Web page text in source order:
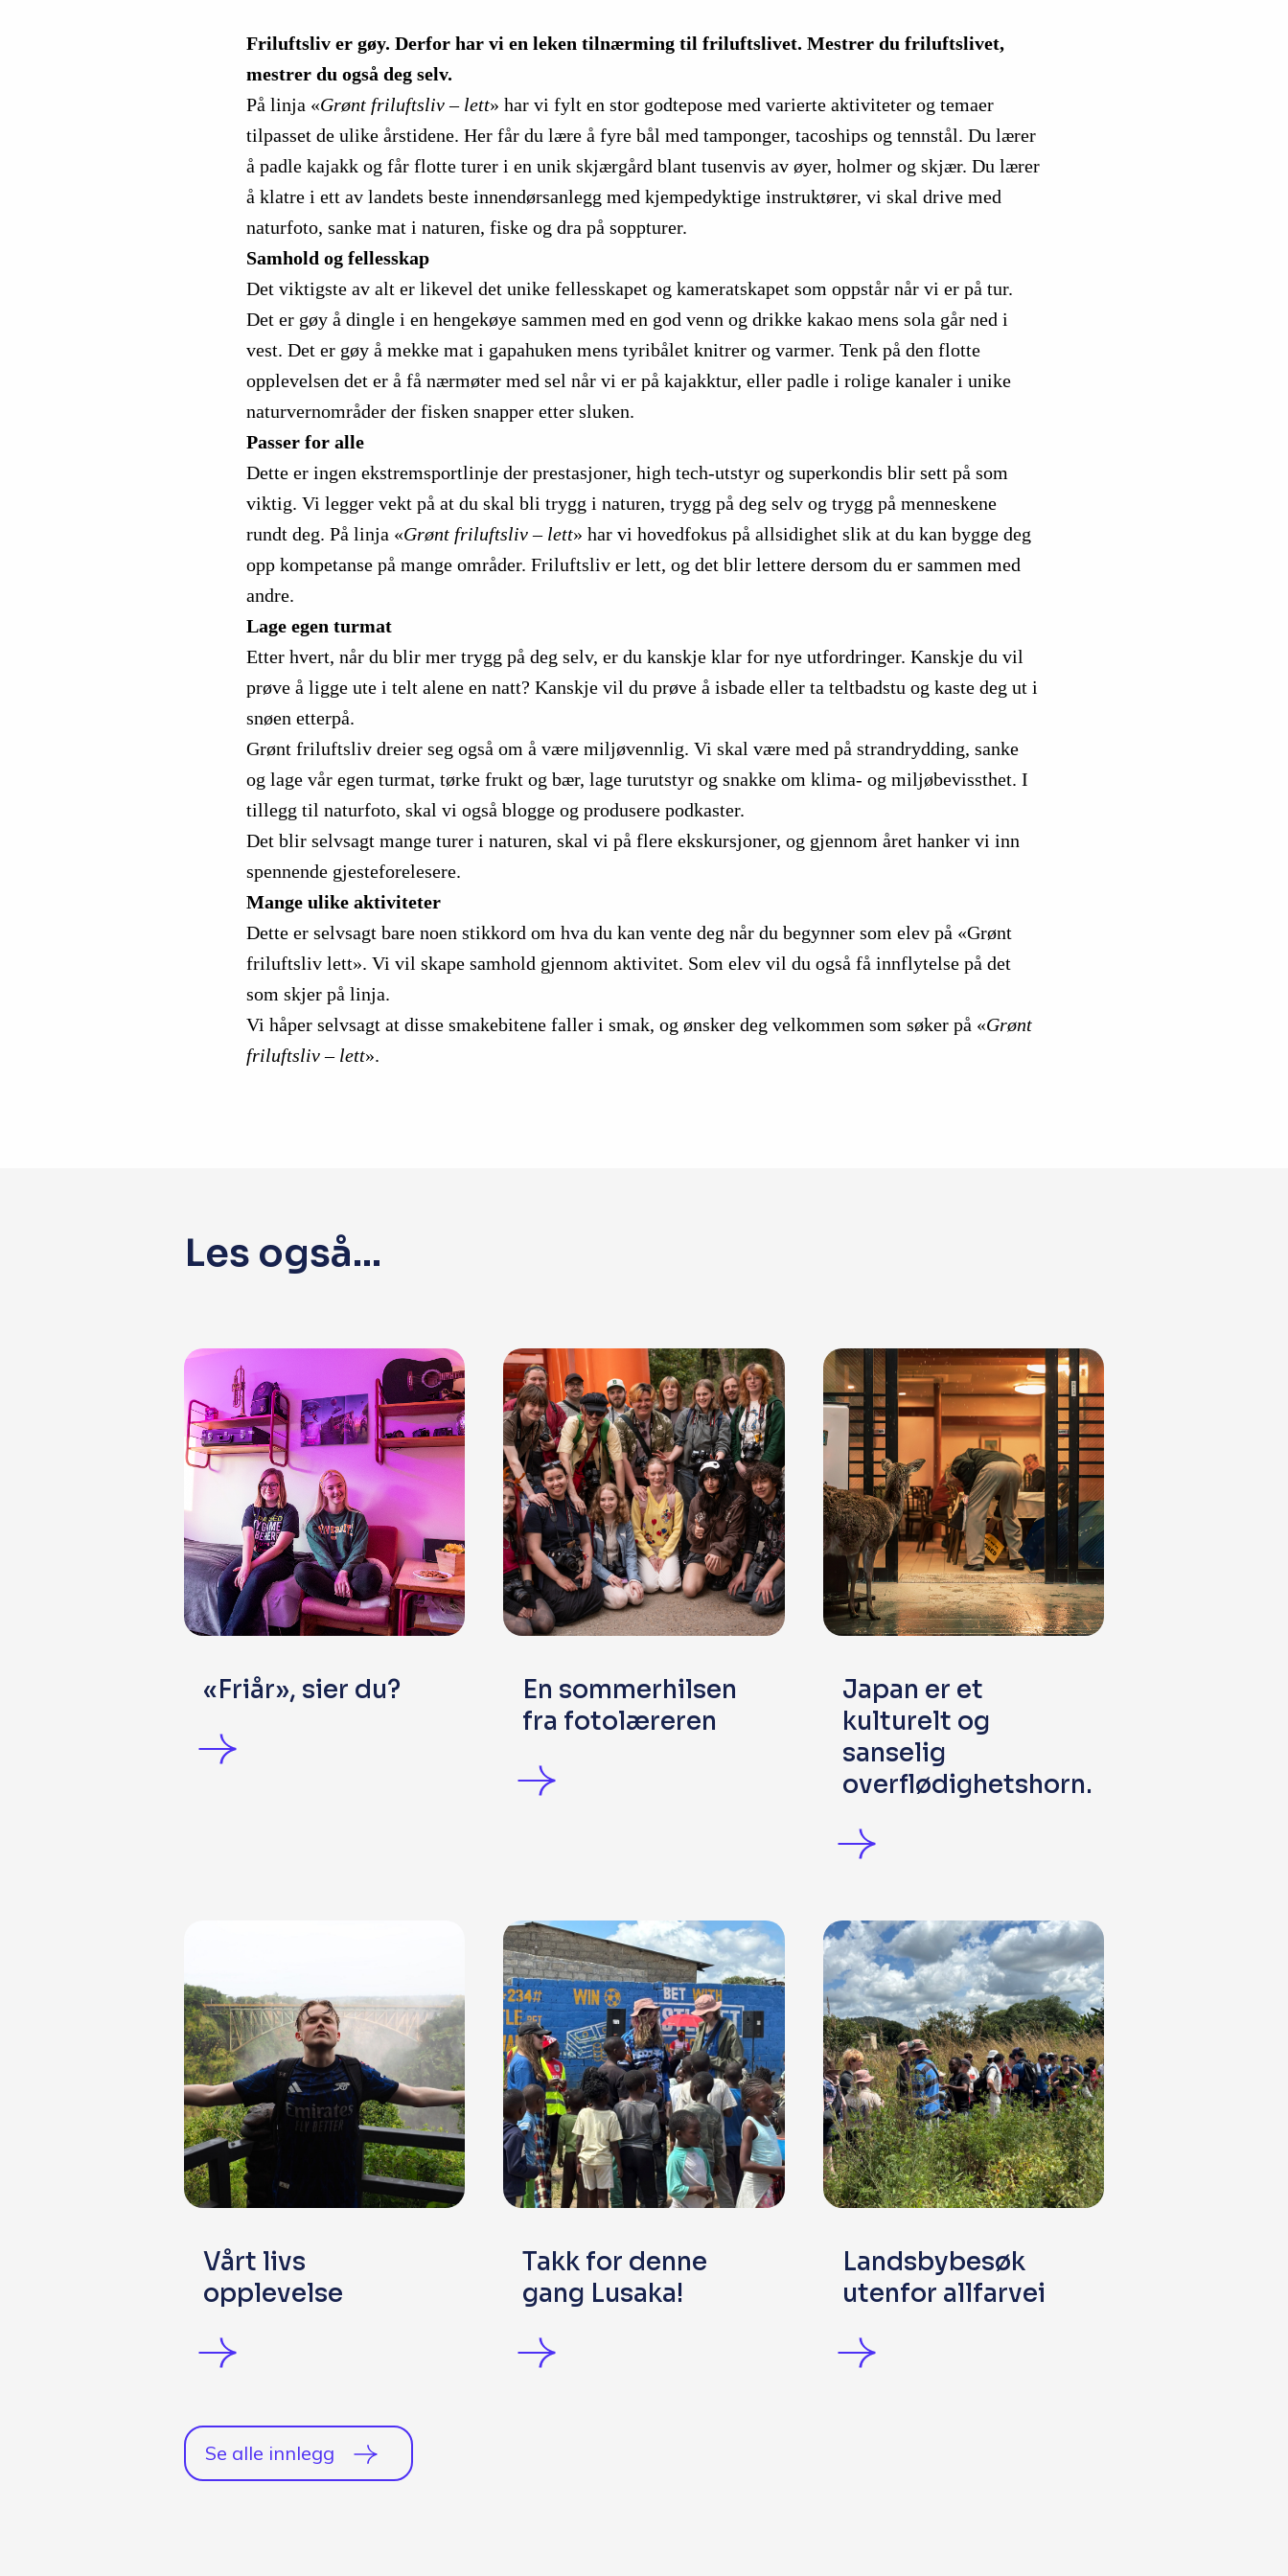
Friluftsliv er gøy. Derfor har vi en leken tilnærming til friluftslivet. Mestrer du friluftslivet,
mestrer du også deg selv.
På linja «Grønt friluftsliv – lett» har vi fylt en stor godtepose med varierte aktiviteter og temaer
tilpasset de ulike årstidene. Her får du lære å fyre bål med tamponger, tacoships og tennstål. Du lærer
å padle kajakk og får flotte turer i en unik skjærgård blant tusenvis av øyer, holmer og skjær. Du lærer
å klatre i ett av landets beste innendørsanlegg med kjempedyktige instruktører, vi skal drive med
naturfoto, sanke mat i naturen, fiske og dra på soppturer.
Samhold og fellesskap
Det viktigste av alt er likevel det unike fellesskapet og kameratskapet som oppstår når vi er på tur.
Det er gøy å dingle i en hengekøye sammen med en god venn og drikke kakao mens sola går ned i
vest. Det er gøy å mekke mat i gapahuken mens tyribålet knitrer og varmer. Tenk på den flotte
opplevelsen det er å få nærmøter med sel når vi er på kajakktur, eller padle i rolige kanaler i unike
naturvernområder der fisken snapper etter sluken.
Passer for alle
Dette er ingen ekstremsportlinje der prestasjoner, high tech-utstyr og superkondis blir sett på som
viktig. Vi legger vekt på at du skal bli trygg i naturen, trygg på deg selv og trygg på menneskene
rundt deg. På linja «Grønt friluftsliv – lett» har vi hovedfokus på allsidighet slik at du kan bygge deg
opp kompetanse på mange områder. Friluftsliv er lett, og det blir lettere dersom du er sammen med
andre.
Lage egen turmat
Etter hvert, når du blir mer trygg på deg selv, er du kanskje klar for nye utfordringer. Kanskje du vil
prøve å ligge ute i telt alene en natt? Kanskje vil du prøve å isbade eller ta teltbadstu og kaste deg ut i
snøen etterpå.
Grønt friluftsliv dreier seg også om å være miljøvennlig. Vi skal være med på strandrydding, sanke
og lage vår egen turmat, tørke frukt og bær, lage turutstyr og snakke om klima- og miljøbevissthet. I
tillegg til naturfoto, skal vi også blogge og produsere podkaster.
Det blir selvsagt mange turer i naturen, skal vi på flere ekskursjoner, og gjennom året hanker vi inn
spennende gjesteforelesere.
Mange ulike aktiviteter
Dette er selvsagt bare noen stikkord om hva du kan vente deg når du begynner som elev på «Grønt
friluftsliv lett». Vi vil skape samhold gjennom aktivitet. Som elev vil du også få innflytelse på det
som skjer på linja.
Vi håper selvsagt at disse smakebitene faller i smak, og ønsker deg velkommen som søker på «Grønt
friluftsliv – lett».
Les også...
«Friår», sier du?
En sommerhilsen
fra fotolæreren
Japan er et
kulturelt og
sanselig
overflødighetshorn.
Vårt livs
opplevelse
Takk for denne
gang Lusaka!
Landsbybesøk
utenfor allfarvei
Se alle innlegg